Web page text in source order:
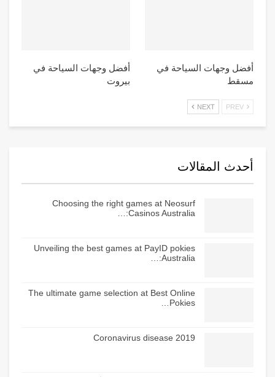
أفضل وجهات السياحة في
مسقط
أفضل وجهات السياحة في
بيروت
NEXT
أحدث المقالات
Choosing the right games at Neosurf
Casinos Australia:…
Unveiling the best games at PayID pokies
Australia:…
The ultimate game selection at Best Online
Pokies…
Coronavirus disease 2019